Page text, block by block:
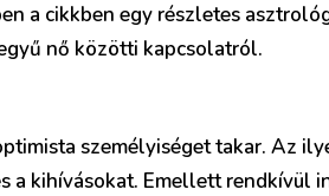
a cikkben egy részletes
nő közötti kapcsolatról.
személyiséget takar. Az
a kihívásokat. Emellett rendkívül